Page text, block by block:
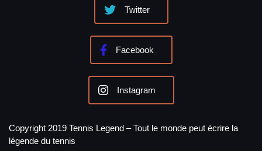
Twitter
Facebook
Instagram
Copyright 2019 Tennis Legend – Tout le monde peut écrire la
légende du tennis